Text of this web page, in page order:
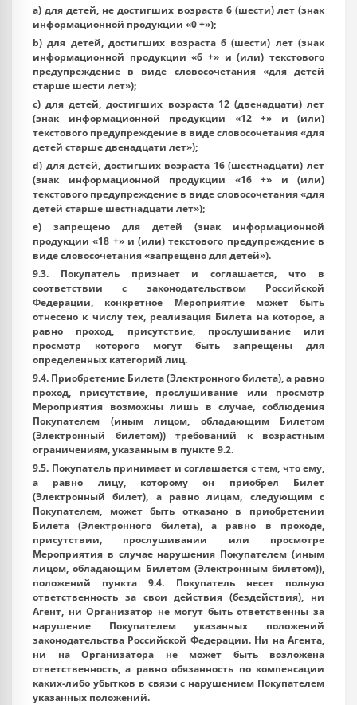
a) для детей, не достигших возраста 6 (шести) лет (знак
информационной продукции «0 +»);
b) для детей, достигших возраста 6 (шести) лет (знак
информационной продукции «6 +» и (или) текстового
предупреждение в виде словосочетания «для детей
старше шести лет»);
c) для детей, достигших возраста 12 (двенадцати) лет
(знак информационной продукции «12 +» и (или)
текстового предупреждение в виде словосочетания «для
детей старше двенадцати лет»);
d) для детей, достигших возраста 16 (шестнадцати) лет
(знак информационной продукции «16 +» и (или)
текстового предупреждение в виде словосочетания «для
детей старше шестнадцати лет»);
e) запрещено для детей (знак информационной
продукции «18 +» и (или) текстового предупреждение в
виде словосочетания «запрещено для детей»).
9.3. Покупатель признает и соглашается, что в
соответствии с законодательством Российской
Федерации, конкретное Мероприятие может быть
отнесено к числу тех, реализация Билета на которое, а
равно проход, присутствие, прослушивание или
просмотр которого могут быть запрещены для
определенных категорий лиц.
9.4. Приобретение Билета (Электронного билета), а равно
проход, присутствие, прослушивание или просмотр
Мероприятия возможны лишь в случае, соблюдения
Покупателем (иным лицом, обладающим Билетом
(Электронный билетом)) требований к возрастным
ограничениям, указанным в пункте 9.2.
9.5. Покупатель принимает и соглашается с тем, что ему,
а равно лицу, которому он приобрел Билет
(Электронный билет), а равно лицам, следующим с
Покупателем, может быть отказано в приобретении
Билета (Электронного билета), а равно в проходе,
присутствии, прослушивании или просмотре
Мероприятия в случае нарушения Покупателем (иным
лицом, обладающим Билетом (Электронным билетом)),
положений пункта 9.4. Покупатель несет полную
ответственность за свои действия (бездействия), ни
Агент, ни Организатор не могут быть ответственны за
нарушение Покупателем указанных положений
законодательства Российской Федерации. Ни на Агента,
ни на Организатора не может быть возложена
ответственность, а равно обязанность по компенсации
каких-либо убытков в связи с нарушением Покупателем
указанных положений.